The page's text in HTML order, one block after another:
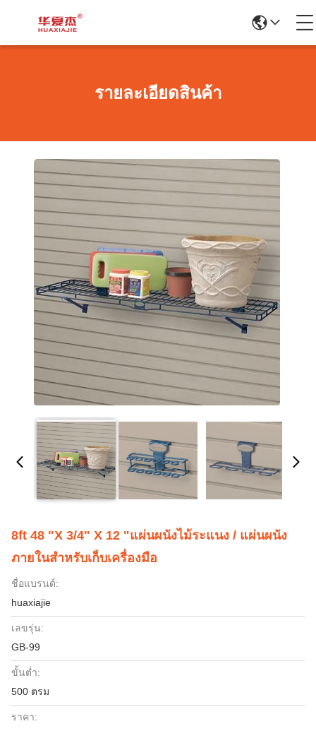
รายละเอียดสินค้า
8ft 48 "x 3/4" X 12 "แผ่นผนังไม้ระแนง / แผ่นผนัง
ภายในสำหรับเก็บเครื่องมือ
ชื่อแบรนด์:
huaxiajie
เลขรุ่น:
GB-99
ขั้นต่ำ:
500 ตรม
ราคา: